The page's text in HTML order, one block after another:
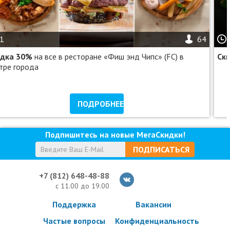
— пластик;
— стекла;
— сушка;
— воск.
Доплаты:
— паркетники, кроссоверы, универсалы, бизнес-класс и
джипы — 100 р.;
— микроавтобус грузовой — 500 р.;
— микроавтобус пассажирский — 500 р.;
— за сложность — оговаривается на месте при осмотре
автомобиля.
1400 р. вместо 2200 р. за мойку «Супер «Люкс» + чернение
резины + воск.
— мойка кузова;
— обезжиривание;
1
64
30% на все в ресторане «Фиш энд Чипс» (FC) в
города
ПОДРОБНЕЕ
Подпишитесь на новые МегаСкидки!
ПОДПИСАТЬСЯ
+7 (812) 648-48-88
с 11.00 до 19.00
Поддержка
Частые вопросы
Вакансии
Конфиденциальность